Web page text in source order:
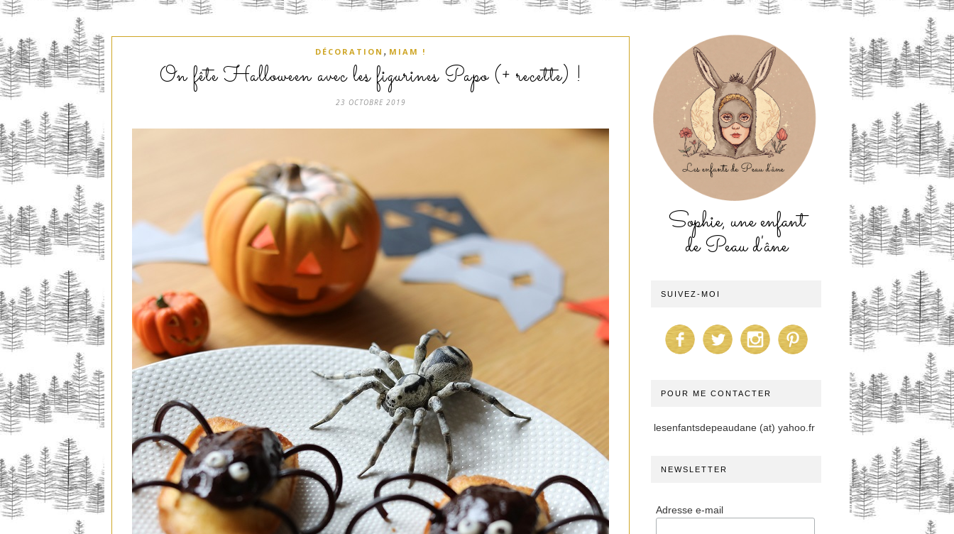
DÉCORATION , MIAM !
On fête Halloween avec les figurines Papo (+ recette) !
23 OCTOBRE 2019
Sophie, une enfant
de Peau d'âne
SUIVEZ-MOI
POUR ME CONTACTER
lesenfantsdepeaudane (at) yahoo.fr
NEWSLETTER
Adresse e-mail